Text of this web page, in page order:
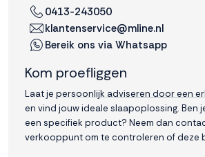
0413-243050
klantenservice@mline.nl
Bereik ons via Whatsapp
Kom proefliggen
Laat je persoonlijk adviseren door een
en vind jouw ideale slaapoplossing. Ben
een specifiek product? Neem dan
verkooppunt om te controleren of deze